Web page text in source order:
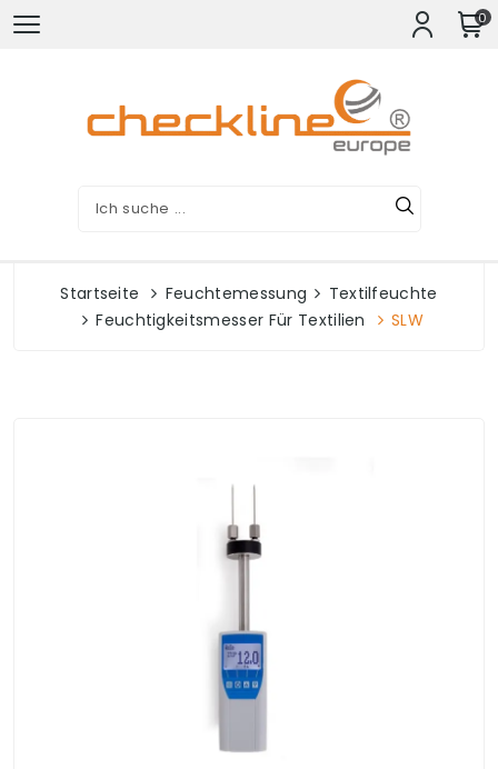
0
Startseite Feuchtemessung
Textilfeuchte
Feuchtigkeitsmesser Für Textilien
SLW